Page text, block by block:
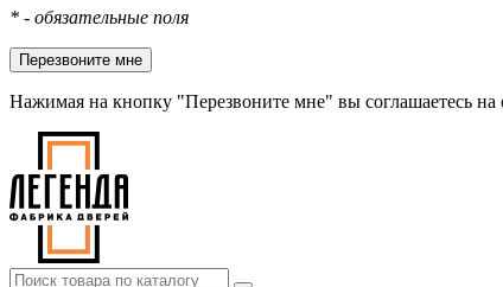
* - обязательные поля
Нажимая на кнопку "Перезвоните мне" вы соглашаетесь на